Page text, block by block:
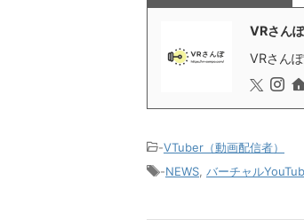
VRさん
VRさん
-VTuber（動画配信者）
-NEWS バーチャル